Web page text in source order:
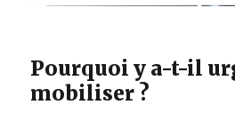
Pourquoi y a-t-il
mobiliser ?